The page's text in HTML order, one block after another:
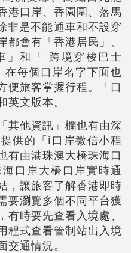
港口岸、香園圍、落馬
非是不能通車和不設穿
會有「香港居民」、
」和「 跨境穿梭巴士
在每個口岸名字下面也
便旅客掌握行程。「口
英文版本。
其他資訊」欄也有由深
供的「i口岸微信小程
有由港珠澳大橋珠海口
口岸大橋口岸實時通
，讓旅客了解香港即時
要瀏覽多個不同平台獲
時要先查看入境處、
程式查看管制站出入境
通情況。